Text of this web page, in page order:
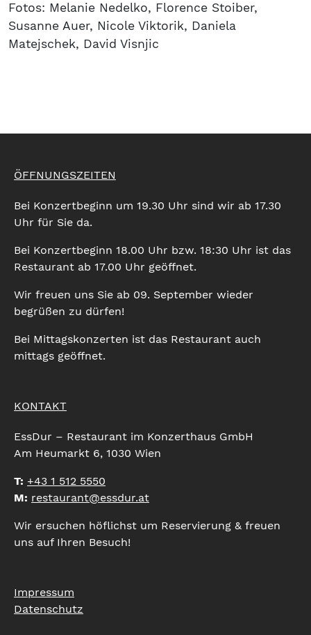
Fotos: Melanie Nedelko, Florence Stoiber,
Susanne Auer, Nicole Viktorik, Daniela
Matejschek, David Visnjic
ÖFFNUNGSZEITEN
Bei Konzertbeginn um 19.30 Uhr sind wir ab 17.30
Uhr für Sie da.
Bei Konzertbeginn 18.00 Uhr bzw. 18:30 Uhr ist das
Restaurant ab 17.00 Uhr geöffnet.
Wir freuen uns Sie ab 09. September wieder
begrüßen zu dürfen!
Bei Mittagskonzerten ist das Restaurant auch
mittags geöffnet.
KONTAKT
EssDur – Restaurant im Konzerthaus GmbH
Am Heumarkt 6, 1030 Wien
T: +43 1 512 5550
M: restaurant@essdur.at
Wir ersuchen höflichst um Reservierung & freuen
uns auf Ihren Besuch!
Impressum
Datenschutz